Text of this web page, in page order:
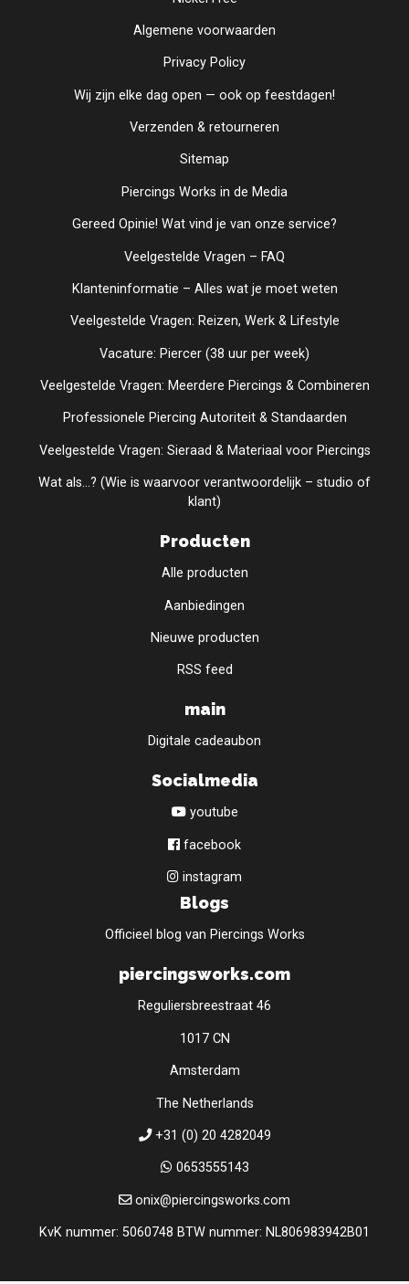
Algemene voorwaarden
Privacy Policy
Wij zijn elke dag open — ook op feestdagen!
Verzenden & retourneren
Sitemap
Piercings Works in de Media
Gereed Opinie! Wat vind je van onze service?
Veelgestelde Vragen – FAQ
Klanteninformatie – Alles wat je moet weten
Veelgestelde Vragen: Reizen, Werk & Lifestyle
Vacature: Piercer (38 uur per week)
Veelgestelde Vragen: Meerdere Piercings & Combineren
Professionele Piercing Autoriteit & Standaarden
Veelgestelde Vragen: Sieraad & Materiaal voor Piercings
Wat als...? (Wie is waarvoor verantwoordelijk – studio of
klant)
Producten
Alle producten
Aanbiedingen
Nieuwe producten
RSS feed
main
Digitale cadeaubon
Socialmedia
youtube
facebook
instagram
Blogs
Officieel blog van Piercings Works
piercingsworks.com
Reguliersbreestraat 46
1017 CN
Amsterdam
The Netherlands
+31 (0) 20 4282049
0653555143
onix@piercingsworks.com
KvK nummer: 5060748 BTW nummer: NL806983942B01